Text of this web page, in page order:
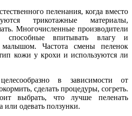
пеленания, когда вместо
трикотажные материалы,
Многочисленные производители
способные впитывать влагу и
Частота смены пеленок
кожи у крохи и используются ли
в зависимости от
сделать процедуры, согреть.
выбрать, что лучше пеленать
или одевать ползунки.